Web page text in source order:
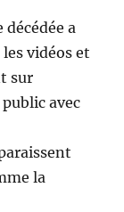
a
vidéos et
sur
avec
la